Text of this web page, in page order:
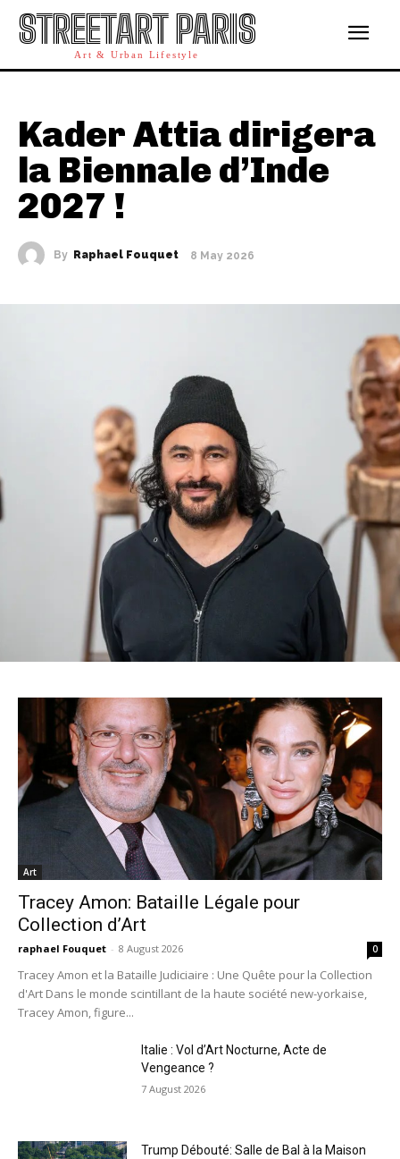
STREETART PARIS
Art & Urban Lifestyle
Kader Attia dirigera
la Biennale d’Inde
2027 !
By Raphael Fouquet 8 May 2026
Art
Tracey Amon: Bataille Légale pour
Collection d’Art
raphael Fouquet - 8 August 2026 0
Tracey Amon et la Bataille Judiciaire : Une Quête pour la Collection
d'Art Dans le monde scintillant de la haute société new-yorkaise,
Tracey Amon, figure...
Italie : Vol d’Art Nocturne, Acte de
Vengeance ?
7 August 2026
Trump Débouté: Salle de Bal à la Maison